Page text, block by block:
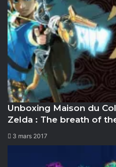
Unboxing Maison du
Zelda : The breath of
3 mars 2017